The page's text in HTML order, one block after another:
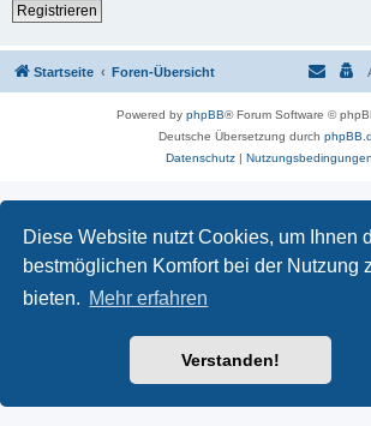
Diese Website nutzt Cookies, um Ihnen
bestmöglichen Komfort bei der Nutzung
bieten. Mehr erfahren
Verstanden!
Registrieren
Startseite Foren-Übersicht
Powered by phpBB® Forum Software ©
Deutsche Übersetzung durch
Datenschutz| Nutzungsbedingungen